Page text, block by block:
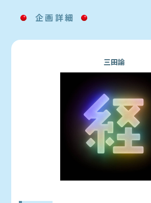
企画詳細
三田論